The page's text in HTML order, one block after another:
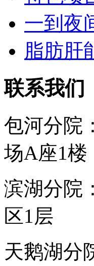
一到夜
脂肪肝
联系我们
包河分院
场A座1楼
滨湖分院
区1层
天鹅湖分